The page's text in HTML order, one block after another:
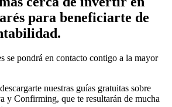
para beneficiarte de
se pondrá en contacto contigo a la mayor
nuestras guías gratuitas sobre
y Confirming, que te resultarán de mucha